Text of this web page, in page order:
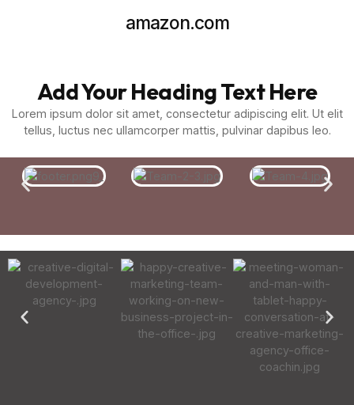
amazon.com
Add Your Heading Text Here
Lorem ipsum dolor sit amet, consectetur adipiscing elit. Ut elit
tellus, luctus nec ullamcorper mattis, pulvinar dapibus leo.